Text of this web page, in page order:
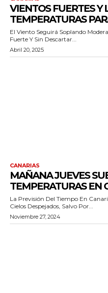
VIENTOS FUERTES Y
TEMPERATURAS
El Viento Seguirá Soplando
Fuerte Y Sin Descartar...
Abril 20, 2025
CANARIAS
MAÑANA JUEVES
TEMPERATURAS EN
La Previsión Del Tiempo En
Cielos Despejados, Salvo Por...
Noviembre 27, 2024